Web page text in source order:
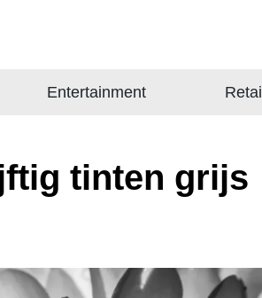
Entertainment Retail
tinten grijs